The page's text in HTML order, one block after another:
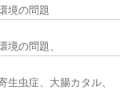
境の問題
境の問題、
生虫症、大腸カタル、